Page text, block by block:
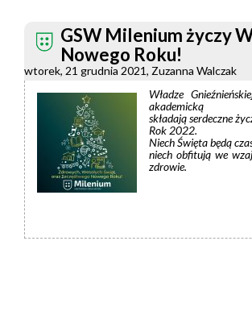
GSW Milenium życzy
Nowego Roku!
wtorek, 21 grudnia 2021, Zuzanna Walczak
Władze
akademicką
składają serdeczne
Rok 2022.
Niech Święta będą
niech obfitują we
zdrowie.